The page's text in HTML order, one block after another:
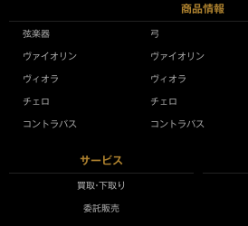
商品情報
弦楽器
ヴァイオリン
ヴィオラ
チェロ
コントラバス
弓
ヴァイオリン
ヴィオラ
チェロ
コントラバス
サービス
買取•下取り
委託販売